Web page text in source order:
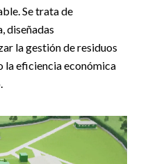
Se trata de
diseñadas
la gestión de residuos
la eficiencia económica